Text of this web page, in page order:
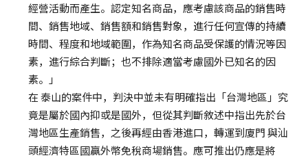
經營活動而產生。認定知名商品，應考慮該商品的銷售時
間、銷售地域、銷售額和銷售對象，進行任何宣傳的持續
時間、程度和地域範圍，作為知名商品受保護的情況等因
素，進行綜合判斷；也不排除適當考慮國外已知名的因
素。」
在 泰山的案件中，判決中並未有明確指出「台灣地區」究
竟是屬於國內抑或是國外，但從其判斷敘述中指出先於台
灣地區生產銷售，之後再經由香港進口，轉運到廈門 與汕
頭經濟特區國贏外幣免稅商場銷售。應可推出仍應是將